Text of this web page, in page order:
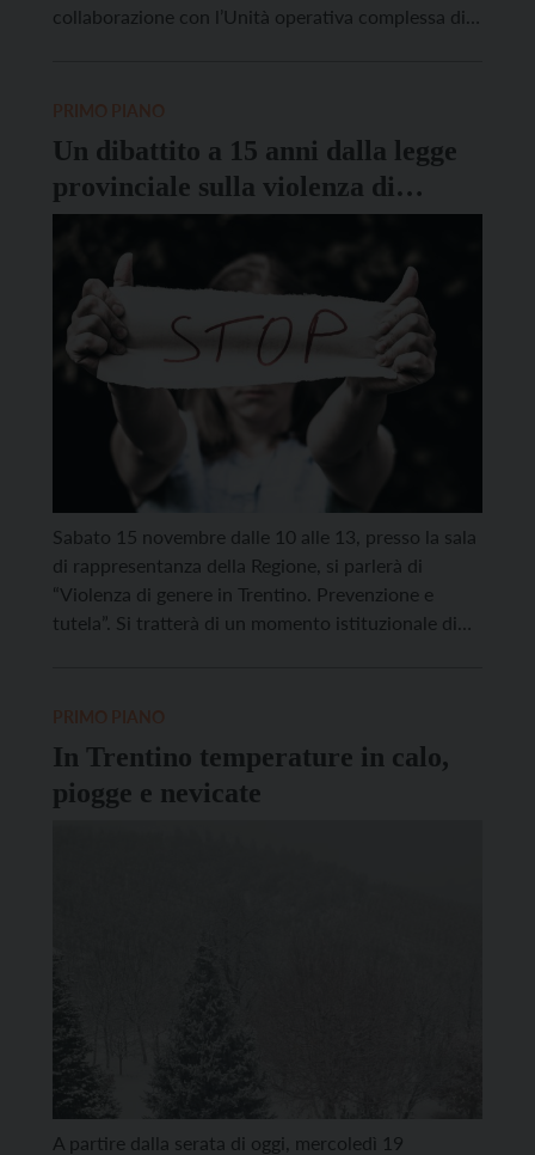
collaborazione con l’Unità operativa complessa di
all’ospedale di […]
Un dibattito a 15 anni dalla legge
provinciale sulla violenza di
genere
Sabato 15 novembre dalle 10 alle 13, presso la sala
di rappresentanza della Regione, si parlerà di
“Violenza di genere in Trentino. Prevenzione e
tutela”. Si tratterà di un momento istituzionale di
In Trentino temperature in calo,
piogge e nevicate
A partire dalla serata di oggi, mercoledì 19